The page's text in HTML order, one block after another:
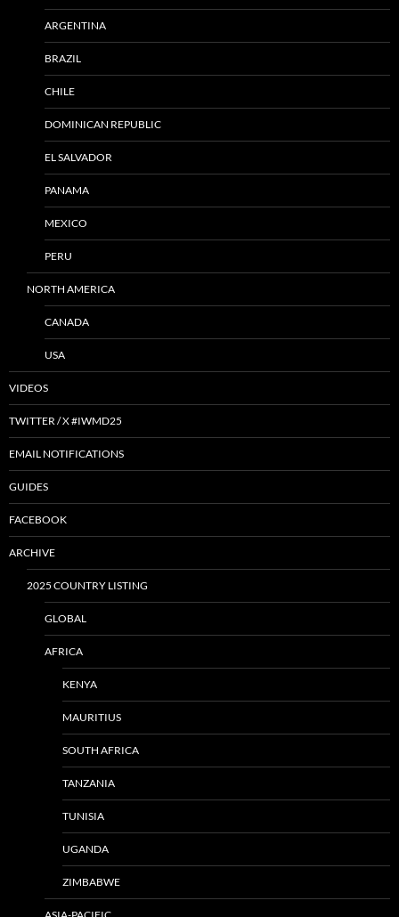
ARGENTINA
BRAZIL
CHILE
DOMINICAN REPUBLIC
EL SALVADOR
PANAMA
MEXICO
PERU
NORTH AMERICA
CANADA
USA
VIDEOS
TWITTER / X #IWMD25
EMAIL NOTIFICATIONS
GUIDES
FACEBOOK
ARCHIVE
2025 COUNTRY LISTING
GLOBAL
AFRICA
KENYA
MAURITIUS
SOUTH AFRICA
TANZANIA
TUNISIA
UGANDA
ZIMBABWE